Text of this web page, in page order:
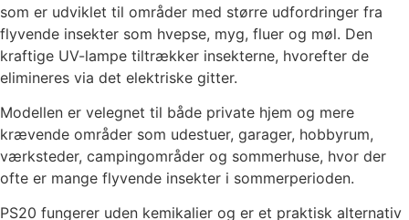
som er udviklet til områder med større udfordringer fra
flyvende insekter som hvepse, myg, fluer og møl. Den
kraftige UV-lampe tiltrækker insekterne, hvorefter de
elimineres via det elektriske gitter.
Modellen er velegnet til både private hjem og mere
krævende områder som udestuer, garager, hobbyrum,
værksteder, campingområder og sommerhuse, hvor der
ofte er mange flyvende insekter i sommerperioden.
PS20 fungerer uden kemikalier og er et praktisk alternativ